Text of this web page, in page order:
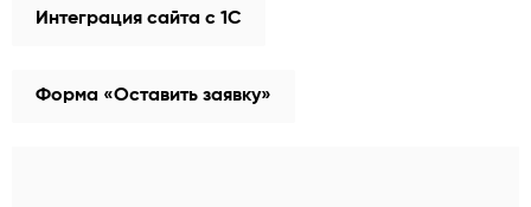
Интеграция сайта с 1С
Форма «Оставить заявку»